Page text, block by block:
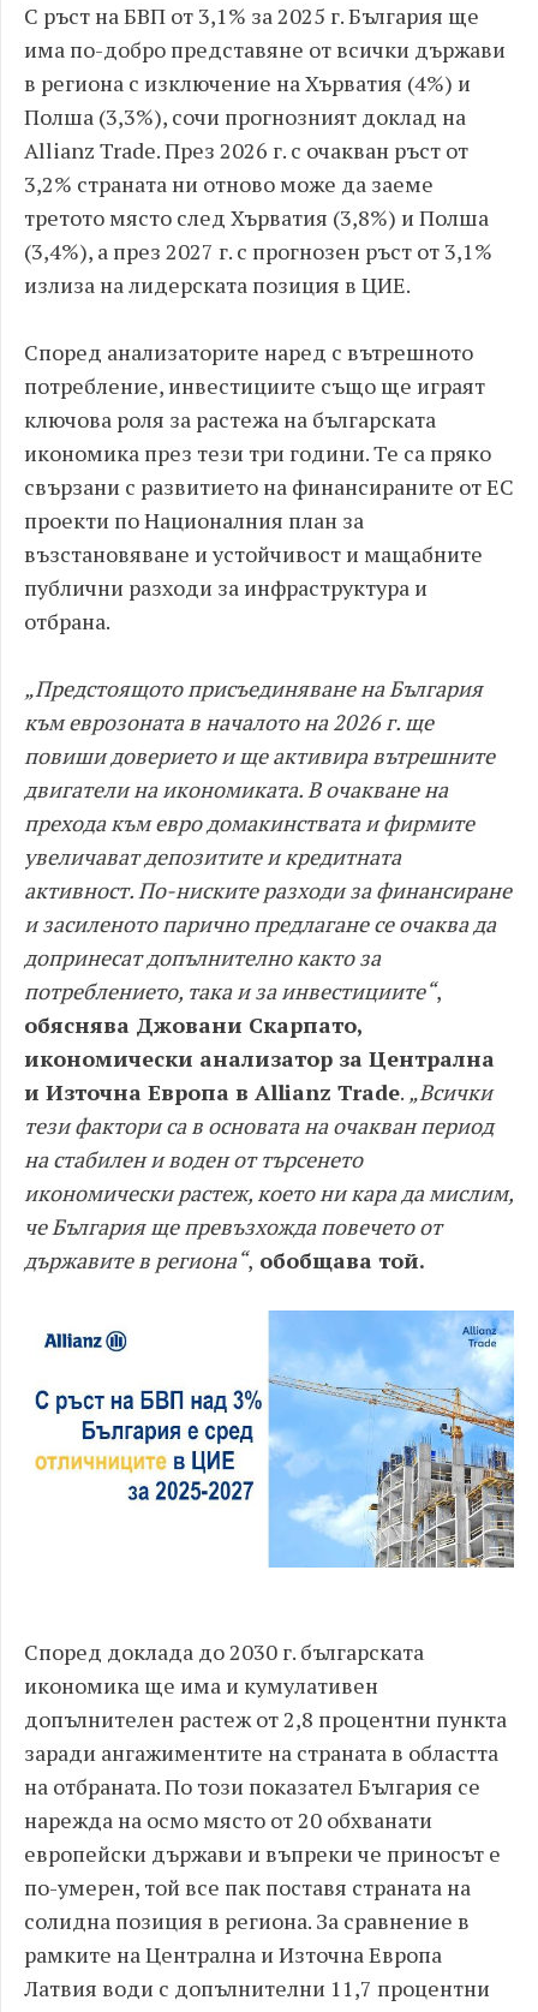
С ръст на БВП от 3,1% за 2025 г. България ще
има по-добро представяне от всички държави
в региона с изключение на Хърватия (4%) и
Полша (3,3%), сочи прогнозният доклад на
Allianz Trade. През 2026 г. с очакван ръст от
3,2% страната ни отново може да заеме
третото място след Хърватия (3,8%) и Полша
(3,4%), а през 2027 г. с прогнозен ръст от 3,1%
излиза на лидерската позиция в ЦИЕ.
Според анализаторите наред с вътрешното
потребление, инвестициите също ще играят
ключова роля за растежа на българската
икономика през тези три години. Те са пряко
свързани с развитието на финансираните от ЕС
проекти по Националния план за
възстановяване и устойчивост и мащабните
публични разходи за инфраструктура и
отбрана.
„Предстоящото присъединяване на България
към еврозоната в началото на 2026 г. ще
повиши доверието и ще активира вътрешните
двигатели на икономиката. В очакване на
прехода към евро домакинствата и фирмите
увеличават депозитите и кредитната
активност. По-ниските разходи за финансиране
и засиленото парично предлагане се очаква да
допринесат допълнително както за
потреблението, така и за инвестициите“,
обяснява Джовани Скарпато,
икономически анализатор за Централна
и Източна Европа в Allianz Trade. „Всички
тези фактори са в основата на очакван период
на стабилен и воден от търсенето
икономически растеж, което ни кара да мислим,
че България ще превъзхожда повечето от
държавите в региона“, обобщава той.
Според доклада до 2030 г. българската
икономика ще има и кумулативен
допълнителен растеж от 2,8 процентни пункта
заради ангажиментите на страната в областта
на отбраната. По този показател България се
нарежда на осмо място от 20 обхванати
европейски държави и въпреки че приносът е
по-умерен, той все пак поставя страната на
солидна позиция в региона. За сравнение в
рамките на Централна и Източна Европа
Латвия води с допълнителни 11,7 процентни